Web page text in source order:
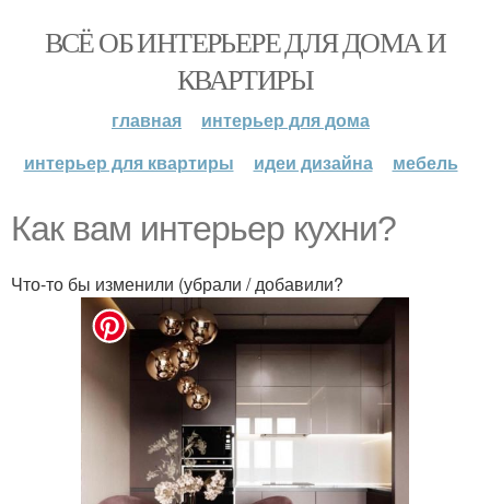
ВСЁ ОБ ИНТЕРЬЕРЕ ДЛЯ ДОМА И
КВАРТИРЫ
главная
интерьер для дома
интерьер для квартиры
идеи дизайна мебель
Как вам интерьер кухни?
Что-то бы изменили (убрали / добавили?